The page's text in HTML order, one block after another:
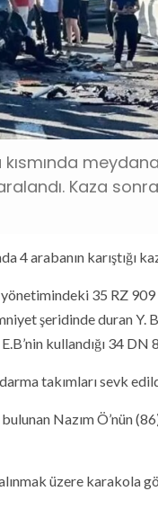
Kaza
4 arabanın karıştığı
35 RZ
şeridinde duran Y.
kullandığı 34 DN
takımları sevk
Nazım Ö’nün
üzere karakola